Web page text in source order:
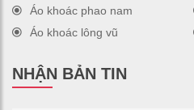
Áo khoác phao nam
Áo khoác lông vũ
NHẬN BẢN TIN